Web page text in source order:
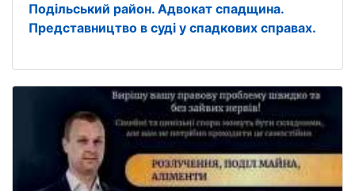
Подільський район. Адвокат спадщина.
Представництво в суді у спадкових справах.